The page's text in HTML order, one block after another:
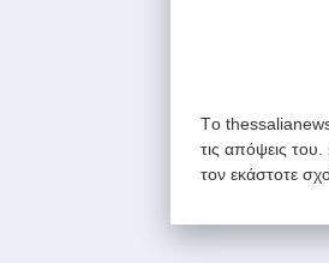
Tο
τις απόψεις
τον εκάστοτε